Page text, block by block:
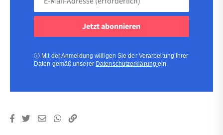
Adresse
ⓘ Mit der Anmeldung willigen Sie der Verarbeitung Ihrer
Daten gemäß unserer Datenschutzerklärungein.